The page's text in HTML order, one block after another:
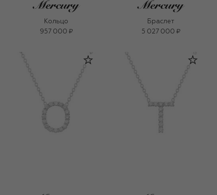
Кольцо
957 000 ₽
Браслет
5 027 000 ₽